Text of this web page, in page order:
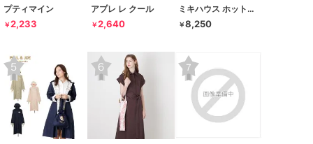
プティマイン
￥2,233
アプレ レ クール
￥2,640
ミキハウス ホットビスケッツ
￥8,250